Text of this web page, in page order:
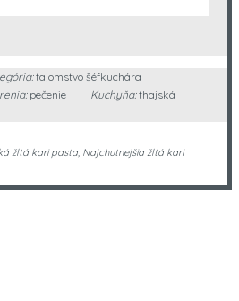
tajomstvo šéfkuchára
pečenie Kuchyňa: thajská
žltá kari pasta, Najchutnejšia žltá kari